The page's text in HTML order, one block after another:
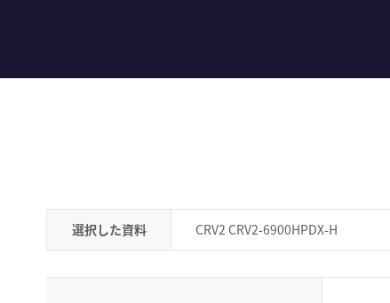
選択した資料 CRV2 CRV2-6900HPDX-H